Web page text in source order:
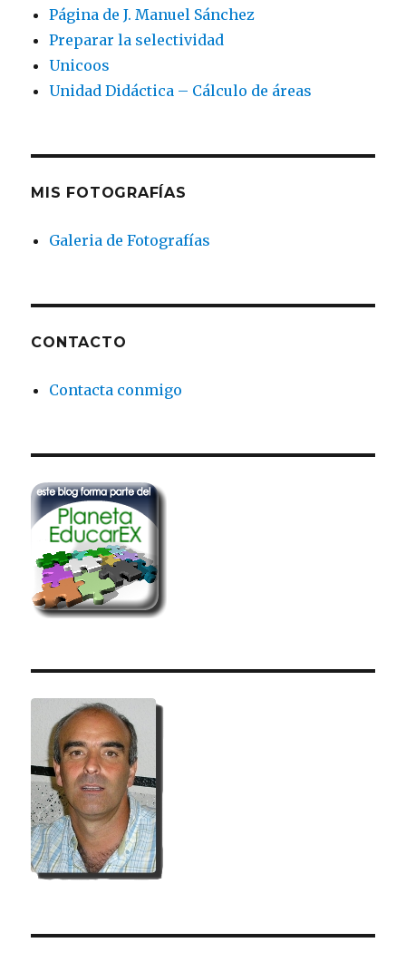
Página de J. Manuel Sánchez
Preparar la selectividad
Unicoos
Unidad Didáctica – Cálculo de áreas
MIS FOTOGRAFÍAS
Galeria de Fotografías
CONTACTO
Contacta conmigo